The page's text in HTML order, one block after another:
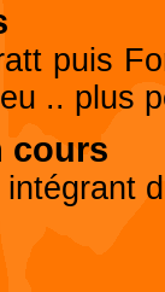
puis
.. plus
cours
intégrant